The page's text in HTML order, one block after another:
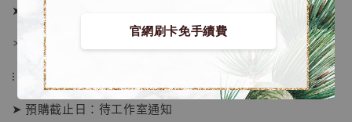
官網刷卡免手續費
➤ 價格 4580元 (訂金1980)
＊ 國際運費另計
⁝
➤ 預購截止日：待工作室通知